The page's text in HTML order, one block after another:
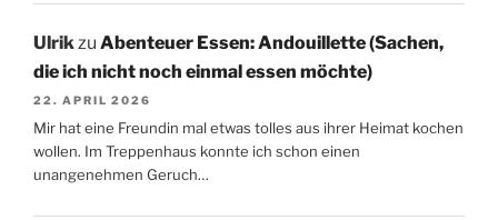
Ulrikzu Abenteuer Essen: Andouillette (Sachen,
die ich nicht noch einmal essen möchte)
22. APRIL 2026
Mir hat eine Freundin mal etwas tolles aus ihrer Heimat kochen
wollen. Im Treppenhaus konnte ich schon einen
unangenehmen Geruch…